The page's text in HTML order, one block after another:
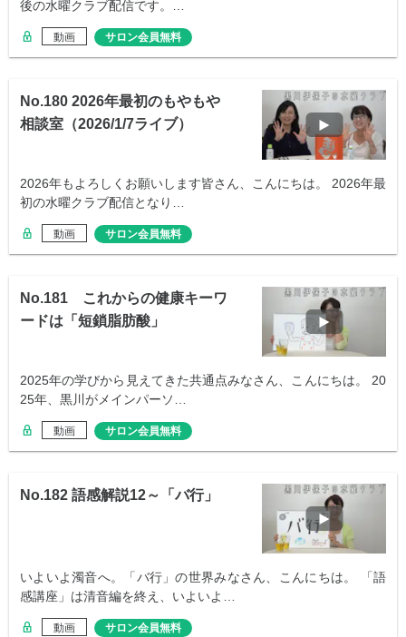
後の水曜クラブ配信です。…
動画 サロン会員無料
No.180 2026年最初のもやもや
相談室（2026/1/7ライブ）
2026年もよろしくお願いします皆さん、こんにちは。 2026年最
初の水曜クラブ配信となり…
動画 サロン会員無料
No.181 これからの健康キーワ
ードは「短鎖脂肪酸」
2025年の学びから見えてきた共通点みなさん、こんにちは。 20
25年、黒川がメインパーソ…
動画 サロン会員無料
No.182 語感解説12～「バ行」
いよいよ濁音へ。「バ行」の世界みなさん、こんにちは。 「語
感講座」は清音編を終え、いよいよ…
動画 サロン会員無料